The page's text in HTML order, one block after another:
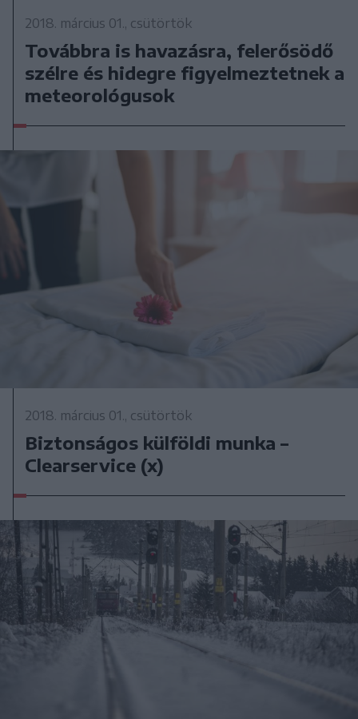
2018. március 01., csütörtök
Továbbra is havazásra, felerősödő
szélre és hidegre figyelmeztetnek a
meteorológusok
2018. március 01., csütörtök
Biztonságos külföldi munka –
Clearservice (x)